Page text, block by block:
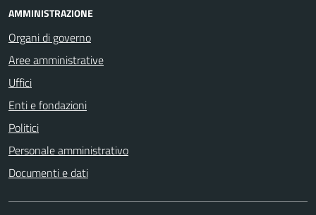
AMMINISTRAZIONE
Organi di governo
Aree amministrative
Uffici
Enti e fondazioni
Politici
Personale amministrativo
Documenti e dati